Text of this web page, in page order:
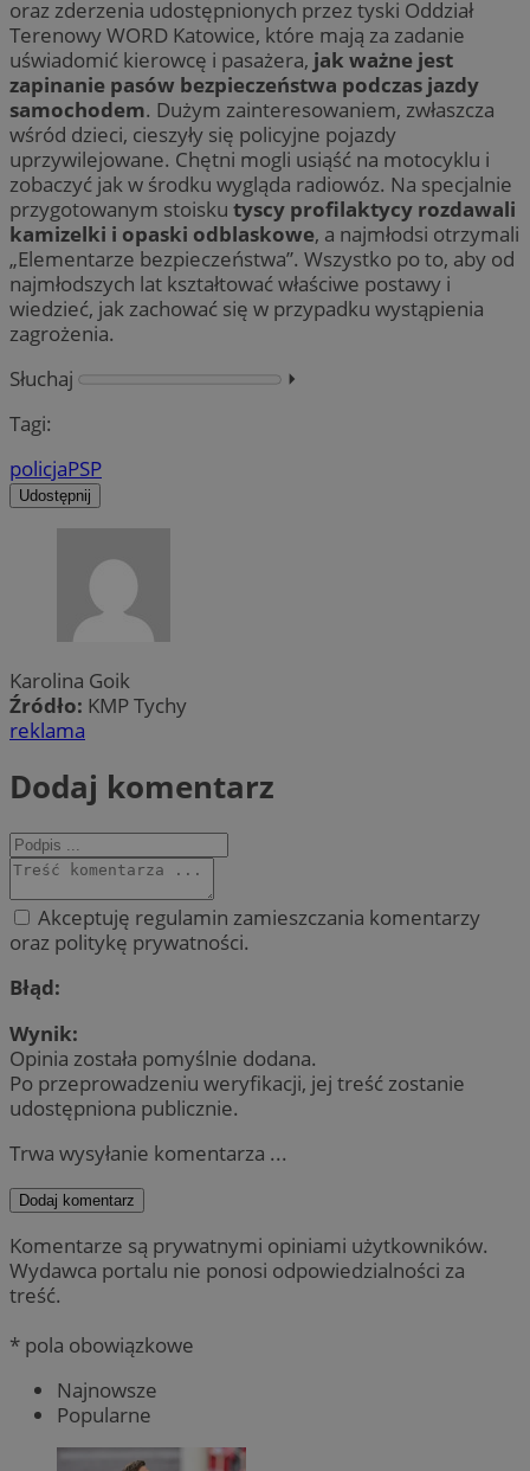
oraz zderzenia udostępnionych przez tyski Oddział
Terenowy WORD Katowice, które mają za zadanie
uświadomić kierowcę i pasażera, jak ważne jest
zapinanie pasów bezpieczeństwa podczas jazdy
samochodem. Dużym zainteresowaniem, zwłaszcza
wśród dzieci, cieszyły się policyjne pojazdy
uprzywilejowane. Chętni mogli usiąść na motocyklu i
zobaczyć jak w środku wygląda radiowóz. Na specjalnie
przygotowanym stoisku tyscy profilaktycy rozdawali
kamizelki i opaski odblaskowe, a najmłodsi otrzymali
„Elementarze bezpieczeństwa”. Wszystko po to, aby od
najmłodszych lat kształtować właściwe postawy i
wiedzieć, jak zachować się w przypadku wystąpienia
zagrożenia.
Słuchaj
⏵︎
Tagi:
policjaPSP
Udostępnij
Karolina Goik
Źródło: KMP Tychy
reklama
Dodaj komentarz
Akceptuję regulamin zamieszczania komentarzy
oraz politykę prywatności.
Błąd:
Wynik:
Opinia została pomyślnie dodana.
Po przeprowadzeniu weryfikacji, jej treść zostanie
udostępniona publicznie.
Trwa wysyłanie komentarza ...
Dodaj komentarz
Komentarze są prywatnymi opiniami użytkowników.
Wydawca portalu nie ponosi odpowiedzialności za
treść.
* pola obowiązkowe
Najnowsze
Popularne